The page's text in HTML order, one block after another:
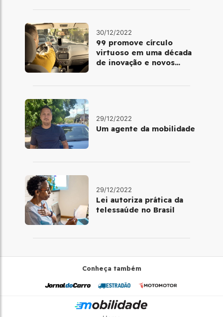
30/12/2022
99 promove círculo
virtuoso em uma década
de inovação e novos
29/12/2022
Um agente da mobilidade
29/12/2022
Lei autoriza prática da
telessaúde no Brasil
Conheça também